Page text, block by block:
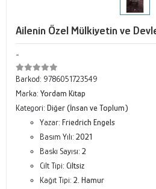
Ailenin Özel Mülkiyetin ve
-
Barkod: 9786051723549
Marka: Yordam Kitap
Kategori: Diğer (İnsan ve Toplum)
Yazar: Friedrich Engels
Basım Yılı: 2021
Baskı Sayısı: 2
Cilt Tipi: Ciltsiz
Kağıt Tipi: 2. Hamur